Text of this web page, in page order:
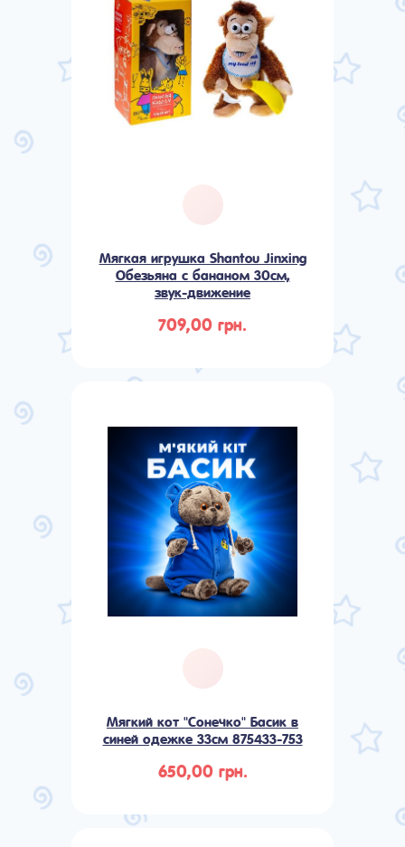
Мягкая игрушка Shantou Jinxing
Обезьяна с бананом 30см,
звук-движение
709,00 грн.
Мягкий кот "Сонечко" Басик в
синей одежке 33см 875433-753
650,00 грн.